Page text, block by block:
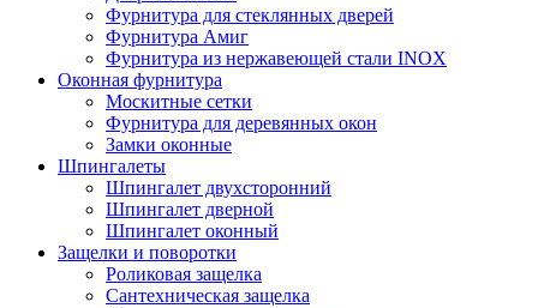
Фурнитура для стеклянных дверей
Фурнитура Амиг
Фурнитура из нержавеющей стали INOX
Оконная фурнитура
Москитные сетки
Фурнитура для деревянных окон
Замки оконные
Шпингалеты
Шпингалет двухсторонний
Шпингалет дверной
Шпингалет оконный
Защелки и поворотки
Роликовая защелка
Сантехническая защелка